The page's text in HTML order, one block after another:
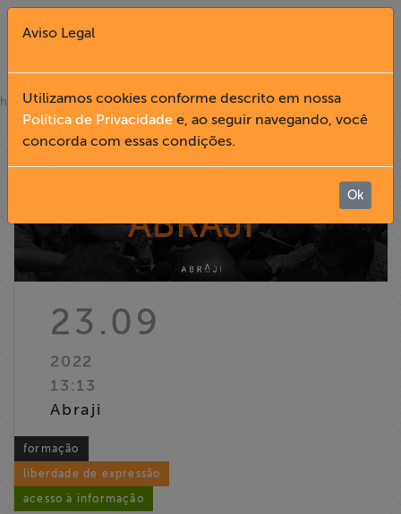
Fechar X
English
Institucional
Informação
Liberdade de
Expressão
Projetos
home»notícias
23.09
2022
13:13
Abraji
formação
liberdade de expressão
acesso à informação
Aviso Legal
Utilizamos cookies conforme descrito em nossa
Política de Privacidade e, ao seguir navegando, você
concorda com essas condições.
Ok